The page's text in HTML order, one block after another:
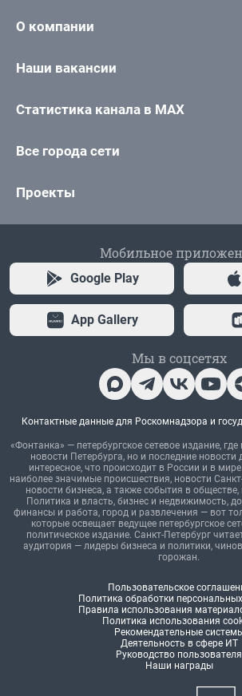
О компании
Наши вакансии
Статистика канала в MAX
Все города сети
Проекты
Мобильное
Google Play
App Gallery
Мы в соцсетях
Контактные данные для Роскомнадзора и
«Фонтанка» — петербургское сетевое издание,
новости Петербурга, но и последние новости
интересное, что происходит в России и в
наиболее значимые происшествия, новости
новости бизнеса, а также события в обществе,
Политика и власть, бизнес и недвижимость,
финансы и работа, город и развлечения — вот
которые освещает ведущее петербургское
политическое издание. Санкт-Петербург
аудитория — лидеры бизнеса и политики,
горожан.
Пользовательское
Политика обработки
Правила использования
Политика использования
Рекомендательные
Деятельность в сфере ИТ
Руководство пользователя
Наши награды